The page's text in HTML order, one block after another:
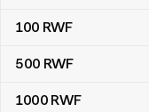
100 RWF
500 RWF
1000 RWF